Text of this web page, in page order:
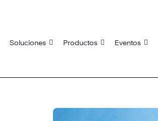
Soluciones Productos Eventos